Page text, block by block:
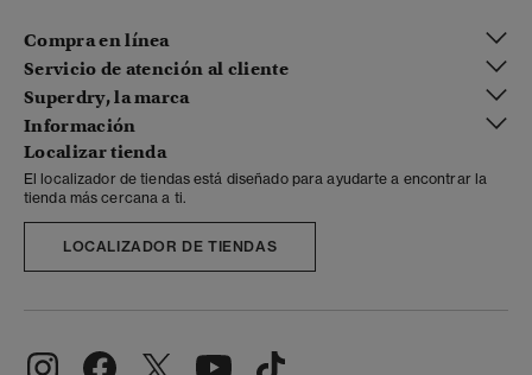
Compra en línea
Servicio de atención al cliente
Superdry, la marca
Información
Localizar tienda
El localizador de tiendas está diseñado para ayudarte a encontrar la
tienda más cercana a ti.
LOCALIZADOR DE TIENDAS